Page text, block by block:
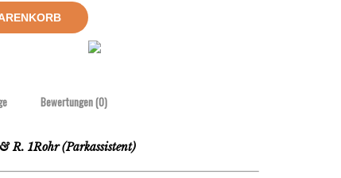
Bewertungen (0)
R. 1Rohr (Parkassistent)